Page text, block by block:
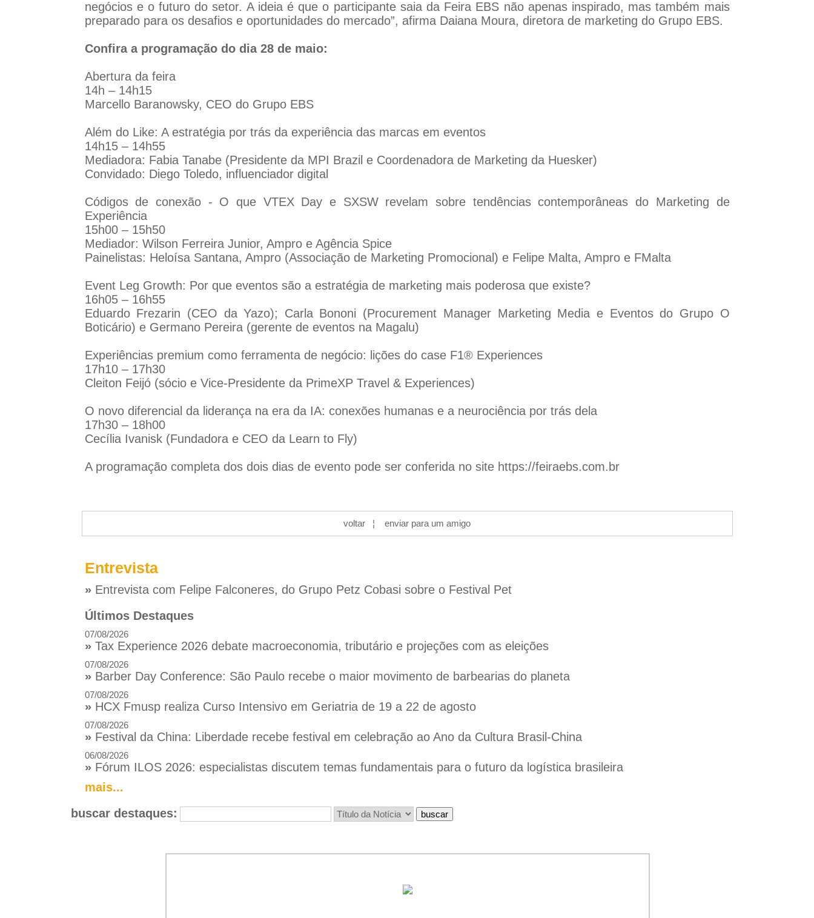
negócios e o futuro do setor. A ideia é que o participante saia da Feira EBS não apenas inspirado, mas também mais
preparado para os desafios e oportunidades do mercado”, afirma Daiana Moura, diretora de marketing do Grupo EBS.
Confira a programação do dia 28 de maio:
Abertura da feira
14h – 14h15
Marcello Baranowsky, CEO do Grupo EBS
Além do Like: A estratégia por trás da experiência das marcas em eventos
14h15 – 14h55
Mediadora: Fabia Tanabe (Presidente da MPI Brazil e Coordenadora de Marketing da Huesker)
Convidado: Diego Toledo, influenciador digital
Códigos de conexão - O que VTEX Day e SXSW revelam sobre tendências contemporâneas do Marketing de
Experiência
15h00 – 15h50
Mediador: Wilson Ferreira Junior, Ampro e Agência Spice
Painelistas: Heloísa Santana, Ampro (Associação de Marketing Promocional) e Felipe Malta, Ampro e FMalta
Event Leg Growth: Por que eventos são a estratégia de marketing mais poderosa que existe?
16h05 – 16h55
Eduardo Frezarin (CEO da Yazo); Carla Bononi (Procurement Manager Marketing Media e Eventos do Grupo O
Boticário) e Germano Pereira (gerente de eventos na Magalu)
Experiências premium como ferramenta de negócio: lições do case F1® Experiences
17h10 – 17h30
Cleiton Feijó (sócio e Vice-Presidente da PrimeXP Travel & Experiences)
O novo diferencial da liderança na era da IA: conexões humanas e a neurociência por trás dela
17h30 – 18h00
Cecília Ivanisk (Fundadora e CEO da Learn to Fly)
A programação completa dos dois dias de evento pode ser conferida no site https://feiraebs.com.br
voltar ¦ enviar para um amigo
Entrevista
» Entrevista com Felipe Falconeres, do Grupo Petz Cobasi sobre o Festival Pet
Últimos Destaques
07/08/2026
» Tax Experience 2026 debate macroeconomia, tributário e projeções com as eleições
07/08/2026
» Barber Day Conference: São Paulo recebe o maior movimento de barbearias do planeta
07/08/2026
» HCX Fmusp realiza Curso Intensivo em Geriatria de 19 a 22 de agosto
07/08/2026
» Festival da China: Liberdade recebe festival em celebração ao Ano da Cultura Brasil-China
06/08/2026
» Fórum ILOS 2026: especialistas discutem temas fundamentais para o futuro da logística brasileira
mais...
buscar destaques: